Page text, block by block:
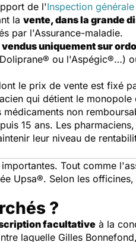
de l'Inspection
la vente, dans la grande
par l'Assurance-maladie.
uniquement sur
ou l'Aspégic®…)
le prix de vente est fixé
qui détient le monopole
non
15 ans. Les
leur niveau de
Tout comme
Upsa®. Selon les
?
facultative à la
laquelle Gilles